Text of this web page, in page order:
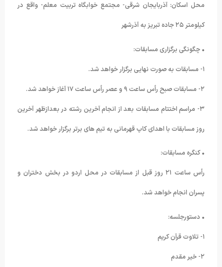
محل اسکان: آذربایجان شرقی- مجتمع خوابگاه تربیت معلم- واقع در
کیلومتر ٢۵ جاده تبریز به آذرشهر
• چگونگی برگزاری مسابقات:
٢- مسابقات صبح رأس ساعت ٩ و عصر رأس ساعت ١٧ آغاز خواهد شد.
٣- مراسم اختتام مسابقات بعد از انجام آخرین رشته در بعدازظهر آخرین
روز مسابقات با اهدای کاپ قهرمانی به تیم های برتر برگزار خواهد شد.
• کنگره مسابقات:
رأس ساعت ٢١ روز قبل از مسابقات در محل اردو در بخش دختران و
پسران انجام خواهد شد.
• دستورجلسه:
٢- خیر مقدم